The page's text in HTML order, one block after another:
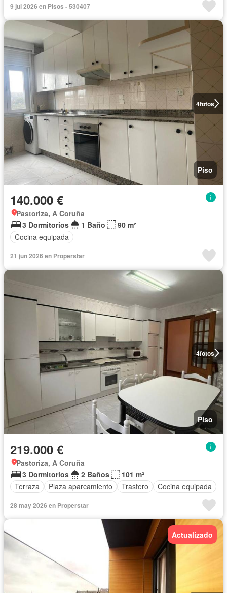
9 jul 2026 en Pisos - 530407
4fotos
Piso
140.000 €
Pastoriza, A Coruña
3 Dormitorios
1 Baño
90 m²
Cocina equipada
21 jun 2026 en Properstar
4fotos
Piso
219.000 €
Pastoriza, A Coruña
3 Dormitorios
2 Baños
101 m²
Terraza
Plaza aparcamiento Trastero Cocina equipada
28 may 2026 en Properstar
Actualizado